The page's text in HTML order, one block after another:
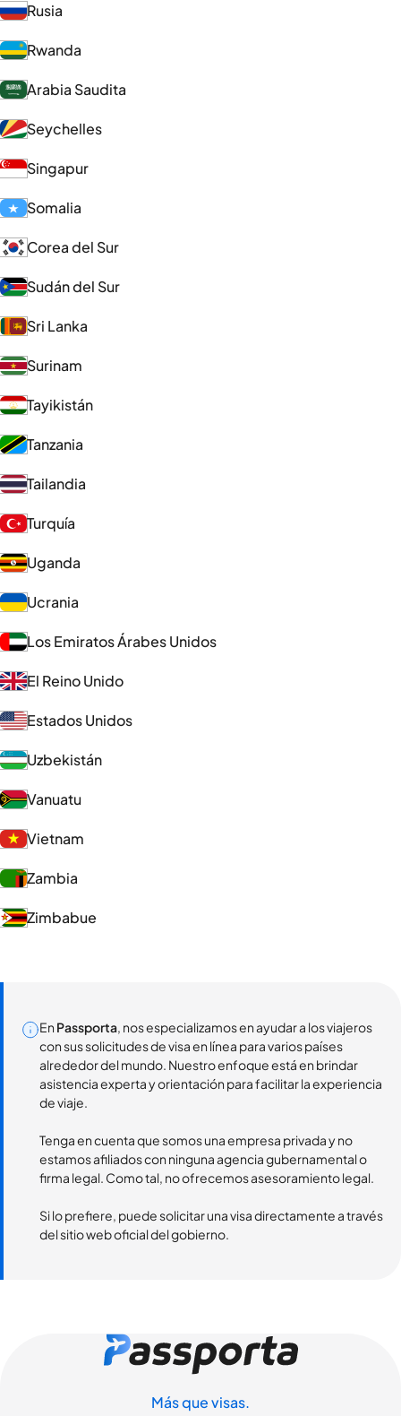
Rusia
Rwanda
Arabia Saudita
Seychelles
Singapur
Somalia
Corea del Sur
Sudán del Sur
Sri Lanka
Surinam
Tayikistán
Tanzania
Tailandia
Turquía
Uganda
Ucrania
Los Emiratos Árabes Unidos
El Reino Unido
Estados Unidos
Uzbekistán
Vanuatu
Vietnam
Zambia
Zimbabue
En Passporta, nos especializamos en ayudar a los viajeros
con sus solicitudes de visa en línea para varios países
alrededor del mundo. Nuestro enfoque está en brindar
asistencia experta y orientación para facilitar la experiencia
de viaje.
Tenga en cuenta que somos una empresa privada y no
estamos afiliados con ninguna agencia gubernamental o
firma legal. Como tal, no ofrecemos asesoramiento legal.
Si lo prefiere, puede solicitar una visa directamente a través
del sitio web oficial del gobierno.
Más que visas.